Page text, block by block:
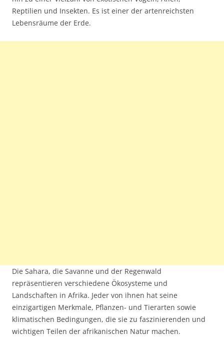
Reptilien und Insekten. Es ist einer der artenreichsten
Lebensräume der Erde.
Die Sahara, die Savanne und der Regenwald
repräsentieren verschiedene Ökosysteme und
Landschaften in Afrika. Jeder von ihnen hat seine
einzigartigen Merkmale, Pflanzen- und Tierarten sowie
klimatischen Bedingungen, die sie zu faszinierenden und
wichtigen Teilen der afrikanischen Natur machen.